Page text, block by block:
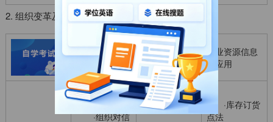
2. 组织变革及企业流程再造
信息技术与组
织的关系
企业流程重组
企业资源信息
化应用
·组织对信
·库存订货
点法